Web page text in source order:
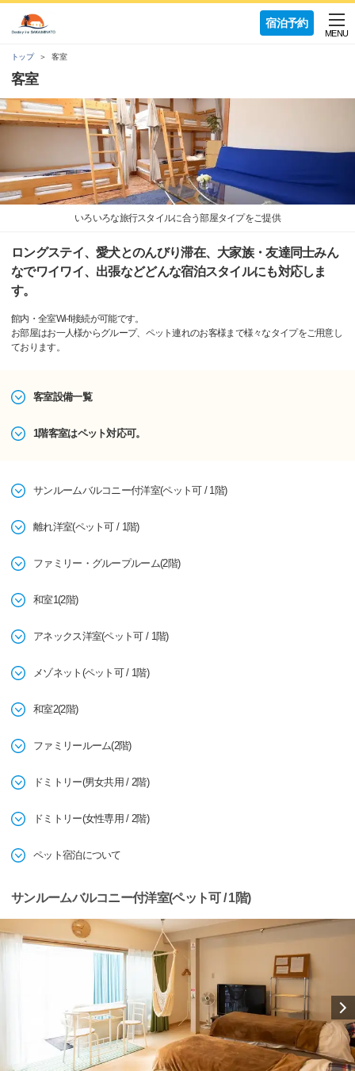
宿泊予約
MENU
トップ 客室
客室
いろいろな旅行スタイルに合う部屋タイプをご提供
ロングステイ、愛犬とのんびり滞在、大家族・友達同士みん
なでワイワイ、出張などどんな宿泊スタイルにも対応しま
す。
館内・全室Wi-fi接続が可能です。
お部屋はお一人様からグループ、ペット連れのお客様まで様々なタイプをご用意し
ております。
客室設備一覧
1階客室はペット対応可。
サンルームバルコニー付洋室(ペット可 / 1階)
離れ洋室(ペット可 / 1階)
ファミリー・グループルーム(2階)
和室1(2階)
アネックス洋室(ペット可 / 1階)
メゾネット(ペット可 / 1階)
和室2(2階)
ファミリールーム(2階)
ドミトリー(男女共用 / 2階)
ドミトリー(女性専用 / 2階)
ペット宿泊について
サンルームバルコニー付洋室(ペット可 / 1階)